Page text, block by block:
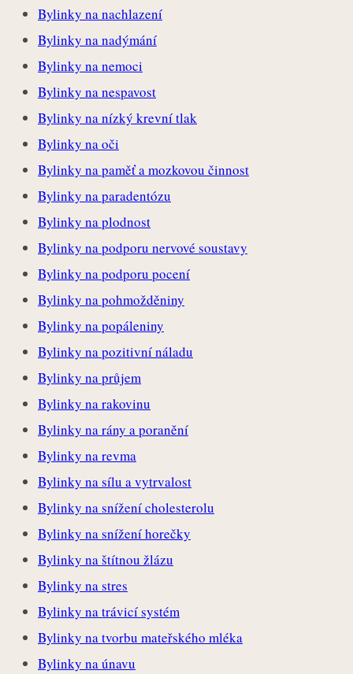
Bylinky na nachlazení
Bylinky na nadýmání
Bylinky na nemoci
Bylinky na nespavost
Bylinky na nízký krevní tlak
Bylinky na oči
Bylinky na paměť a mozkovou činnost
Bylinky na paradentózu
Bylinky na plodnost
Bylinky na podporu nervové soustavy
Bylinky na podporu pocení
Bylinky na pohmožděniny
Bylinky na popáleniny
Bylinky na pozitivní náladu
Bylinky na průjem
Bylinky na rakovinu
Bylinky na rány a poranění
Bylinky na revma
Bylinky na sílu a vytrvalost
Bylinky na snížení cholesterolu
Bylinky na snížení horečky
Bylinky na štítnou žlázu
Bylinky na stres
Bylinky na trávicí systém
Bylinky na tvorbu mateřského mléka
Bylinky na únavu